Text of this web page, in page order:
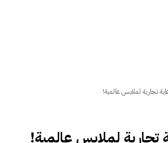
تجارية لملابس عالمية!
تجارية لملابس عالمية!